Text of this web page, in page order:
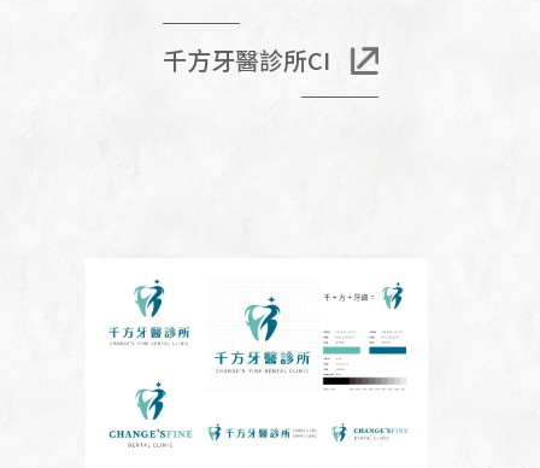
千方牙醫診所CI